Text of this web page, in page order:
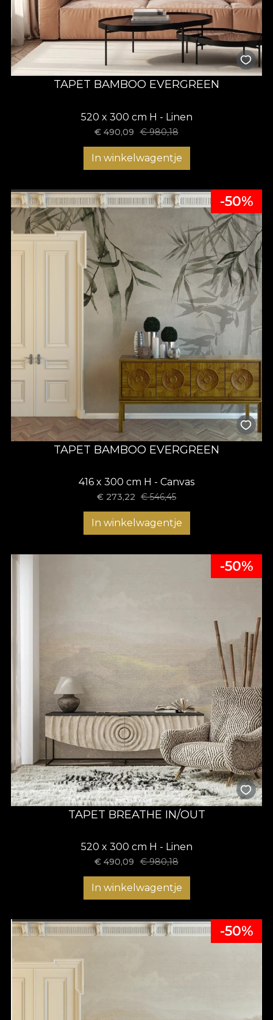
TAPET BAMBOO EVERGREEN
520 x 300 cm H - Linen
€490,09 €980,18
In winkelwagentje
-50%
TAPET BAMBOO EVERGREEN
416 x 300 cm H - Canvas
€ 273,22 €546,45
In winkelwagentje
-50%
TAPET BREATHE IN/OUT
520 x 300 cm H - Linen
€490,09 €980,18
In winkelwagentje
-50%